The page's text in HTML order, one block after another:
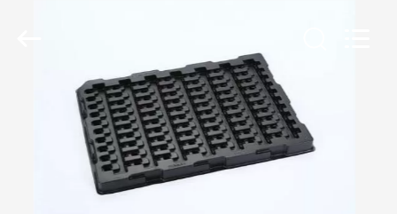
PRODOTTI